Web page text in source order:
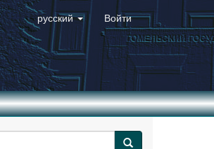
русский Войти